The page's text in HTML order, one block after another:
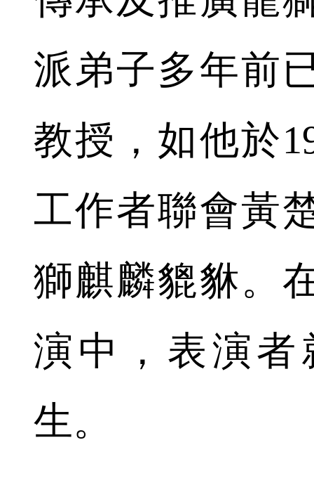
派弟子多年前
教授，如他於
工作者聯會黃
獅麒麟貔貅。
演中，表演
生。